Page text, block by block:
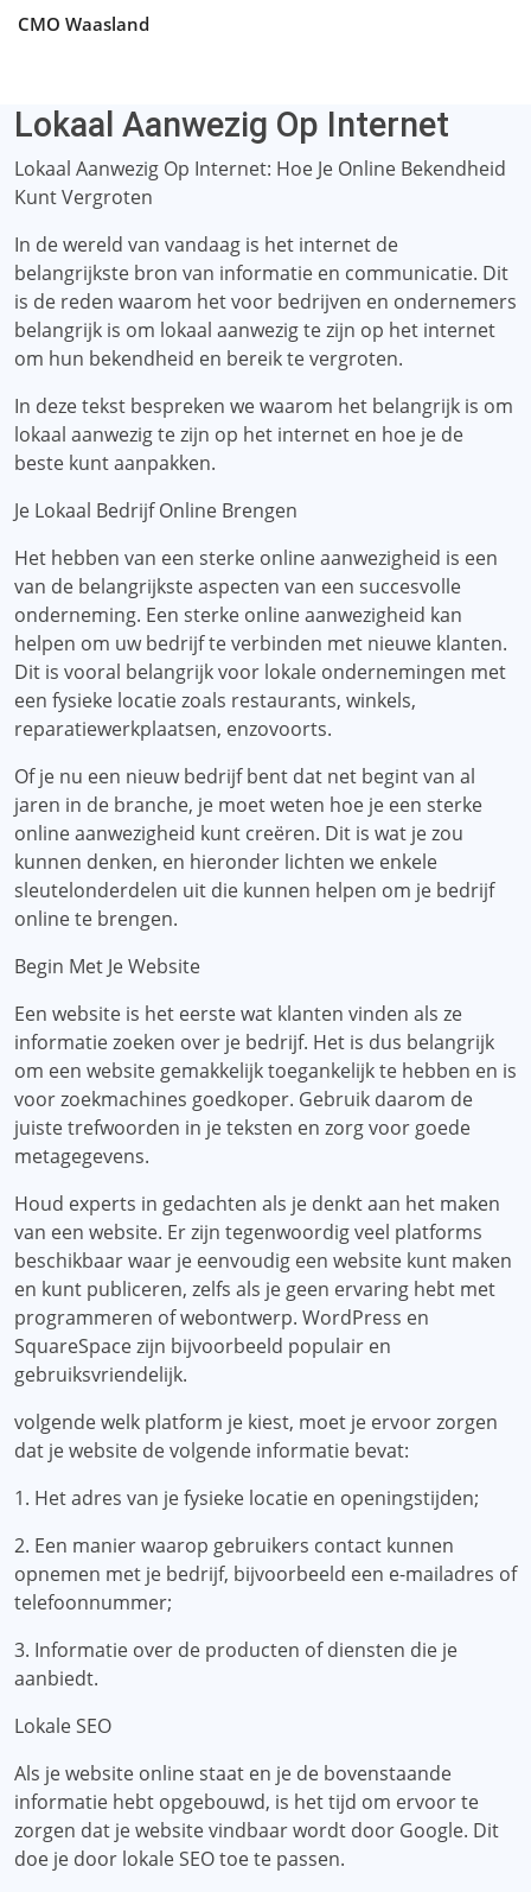
CMO Waasland
Lokaal Aanwezig Op Internet
Lokaal Aanwezig Op Internet: Hoe Je Online Bekendheid
Kunt Vergroten
In de wereld van vandaag is het internet de
belangrijkste bron van informatie en communicatie. Dit
is de reden waarom het voor bedrijven en ondernemers
belangrijk is om lokaal aanwezig te zijn op het internet
om hun bekendheid en bereik te vergroten.
In deze tekst bespreken we waarom het belangrijk is om
lokaal aanwezig te zijn op het internet en hoe je de
beste kunt aanpakken.
Je Lokaal Bedrijf Online Brengen
Het hebben van een sterke online aanwezigheid is een
van de belangrijkste aspecten van een succesvolle
onderneming. Een sterke online aanwezigheid kan
helpen om uw bedrijf te verbinden met nieuwe klanten.
Dit is vooral belangrijk voor lokale ondernemingen met
een fysieke locatie zoals restaurants, winkels,
reparatiewerkplaatsen, enzovoorts.
Of je nu een nieuw bedrijf bent dat net begint van al
jaren in de branche, je moet weten hoe je een sterke
online aanwezigheid kunt creëren. Dit is wat je zou
kunnen denken, en hieronder lichten we enkele
sleutelonderdelen uit die kunnen helpen om je bedrijf
online te brengen.
Begin Met Je Website
Een website is het eerste wat klanten vinden als ze
informatie zoeken over je bedrijf. Het is dus belangrijk
om een ​​website gemakkelijk toegankelijk te hebben en is
voor zoekmachines goedkoper. Gebruik daarom de
juiste trefwoorden in je teksten en zorg voor goede
metagegevens.
Houd experts in gedachten als je denkt aan het maken
van een website. Er zijn tegenwoordig veel platforms
beschikbaar waar je eenvoudig een website kunt maken
en kunt publiceren, zelfs als je geen ervaring hebt met
programmeren of webontwerp. WordPress en
SquareSpace zijn bijvoorbeeld populair en
gebruiksvriendelijk.
volgende welk platform je kiest, moet je ervoor zorgen
dat je website de volgende informatie bevat:
1. Het adres van je fysieke locatie en openingstijden;
2. Een manier waarop gebruikers contact kunnen
opnemen met je bedrijf, bijvoorbeeld een e-mailadres of
telefoonnummer;
3. Informatie over de producten of diensten die je
aanbiedt.
Lokale SEO
Als je website online staat en je de bovenstaande
informatie hebt opgebouwd, is het tijd om ervoor te
zorgen dat je website vindbaar wordt door Google. Dit
doe je door lokale SEO toe te passen.